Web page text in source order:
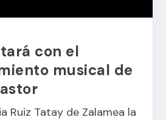
con el
musical de
Ruiz Tatay de Zalamea la